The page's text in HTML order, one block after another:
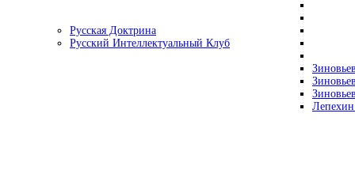
Русская Доктрина
Русский Интеллектуальный Клуб